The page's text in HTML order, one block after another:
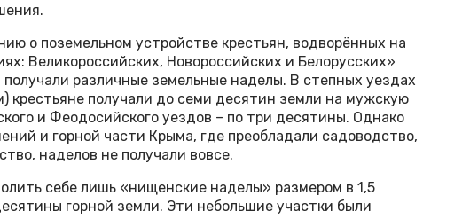
о поземельном устройстве крестьян, водворённых на
Великороссийских, Новороссийских и Белорусских»
различные земельные наделы. В степных уездах
крестьяне получали до семи десятин земли на мужскую
и Феодосийского уездов – по три десятины. Однако
и горной части Крыма, где преобладали садоводство,
наделов не получали вовсе.
себе лишь «нищенские наделы» размером в 1,5
горной земли. Эти небольшие участки были